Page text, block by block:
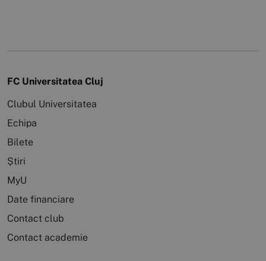
FC Universitatea Cluj
Clubul Universitatea
Echipa
Bilete
Știri
MyU
Date financiare
Contact club
Contact academie